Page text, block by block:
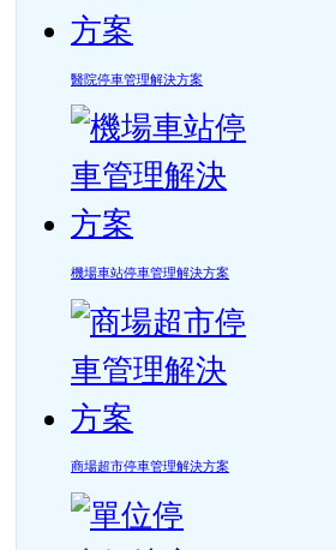
醫院停車管理解決方案
機場車站停車管理解決方案
商場超市停車管理解決方案